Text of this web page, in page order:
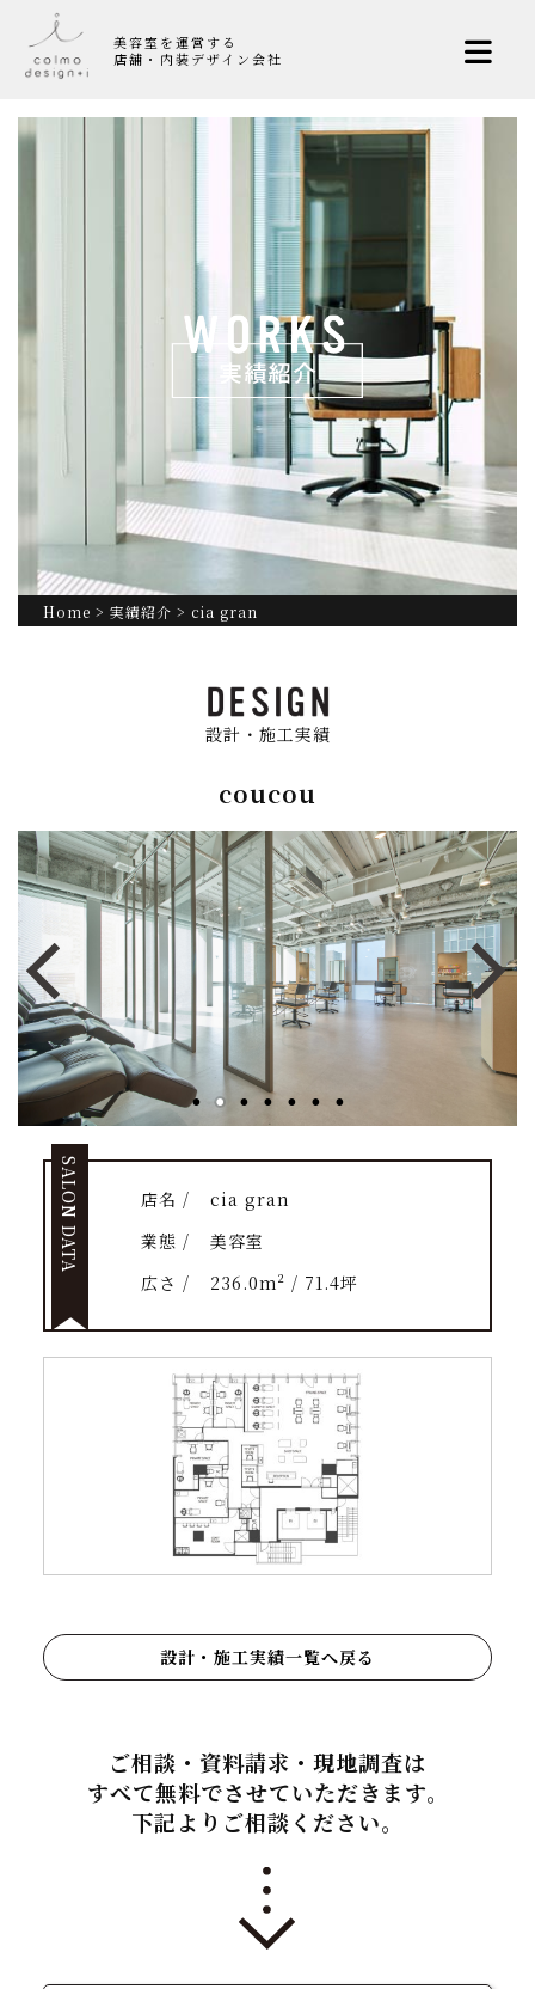
美容室を運営する
店舗・内装デザイン会社
Home > 実績紹介 > cia gran
設計・施工実績
coucou
SALON DATA 店名 /
cia gran
業態 /
美容室
広さ /
236.0m² / 71.4坪
設計・施工実績一覧へ戻る
ご相談・資料請求・現地調査は
すべて無料でさせていただきます。
下記よりご相談ください。